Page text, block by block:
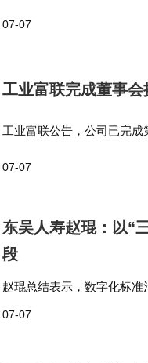
开复指出，很多人觉得程序
07-07
工业富联完成董事
工业富联公告，公司已完
为证券事务代表。…
07-07
东吴人寿赵琨：以“
段
赵琨总结表示，数字化标
07-07